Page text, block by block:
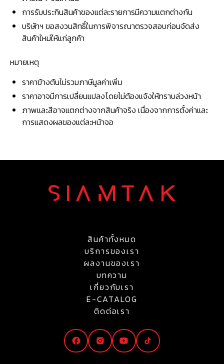
การรับประกินสินค้าของแต่ละรายการมีความแตกต่างกัน
บริษัทฯ ขอสงวนสิทธิ์ในการพิจารณาตรวจสอบก่อนจัดส่ง
สินค้าใหม่ให้แก่ลูกค้า
หมายเหตุ
ราคาข้างต้นไม่รวมภาษีมูลค่าเพิ่ม
ราคาอาจมีการเปลี่ยนแปลงโดยไม่ต้องแจ้งให้ทราบล่วงหน้า
ภาพและสีอาจแตกต่างจากสินค้าจริง เนื่องจากการตั้งค่าและ
การแสดงผลของแต่ละหน้าจอ
สินค้าทั้งหมด
บริการของเรา
ผลงานของเรา
บทความ
เกี่ยวกับเรา
E-CATALOG
ติดต่อเรา